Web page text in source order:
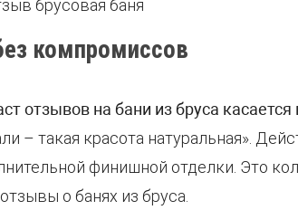
компромиссов
отзывов на бани из бруса
– такая красота натуральная».
финишной отделки. Это
о банях из бруса.